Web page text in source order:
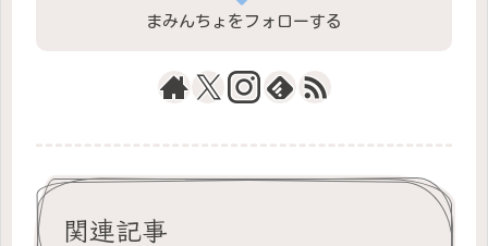
まみんちょをフォローする
関連記事